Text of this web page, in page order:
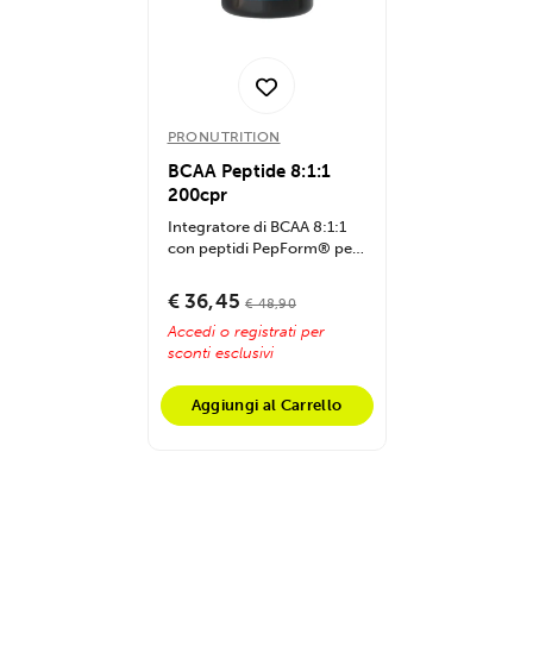
PRONUTRITION
BCAA Peptide 8:1:1
200cpr
Integratore di BCAA 8:1:1
con peptidi PepForm® per
muscolare,...
€ 36,45 € 48,90
Accedi o registrati per
sconti esclusivi
Aggiungi al Carrello